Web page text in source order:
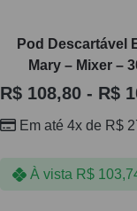
Pod Descartável
Mary – Mixer –
R$108,80 - R$
Em até 4x de R$
À vista R$